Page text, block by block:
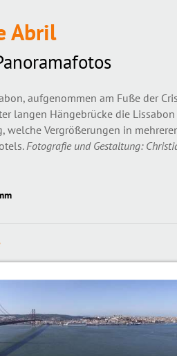
Abril
aufgenommen am Fuße der
langen Hängebrücke die
Vergrößerungen in
Fotografie und Gestaltung: